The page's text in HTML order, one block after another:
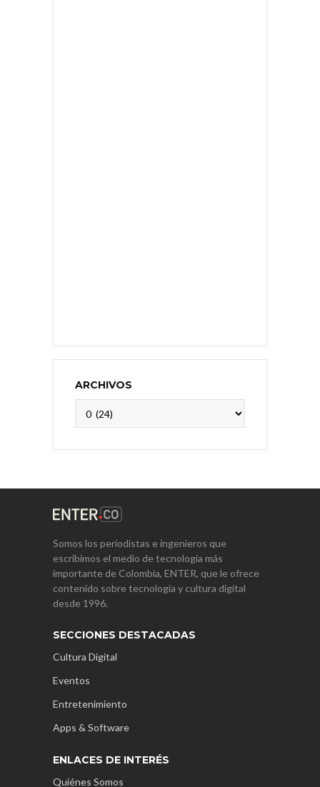
ARCHIVOS
Somos los periodistas e ingenieros que
escribimos el medio de tecnología más
importante de Colombia, ENTER, que le ofrece
contenido sobre tecnología y cultura digital
desde 1996.
SECCIONES DESTACADAS
Cultura Digital
Eventos
Entretenimiento
Apps & Software
ENLACES DE INTERÉS
Quiénes Somos